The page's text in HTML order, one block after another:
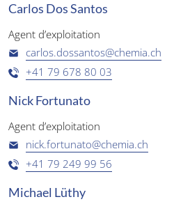
Carlos Dos Santos
Agent d’exploitation
carlos.dossantos@chemia.ch
+41 79 678 80 03
Nick Fortunato
Agent d’exploitation
nick.fortunato@chemia.ch
+41 79 249 99 56
Michael Lüthy